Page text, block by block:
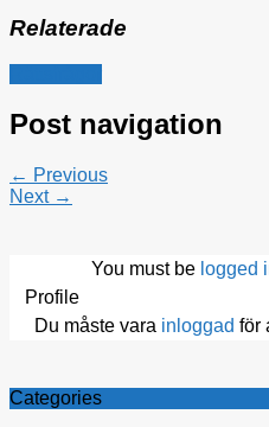
Relaterade
Post navigation
← Previous
Next →
You must be logged
Profile
Du måste vara inloggad för
Categories